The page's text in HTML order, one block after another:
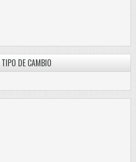
TIPO DE CAMBIO